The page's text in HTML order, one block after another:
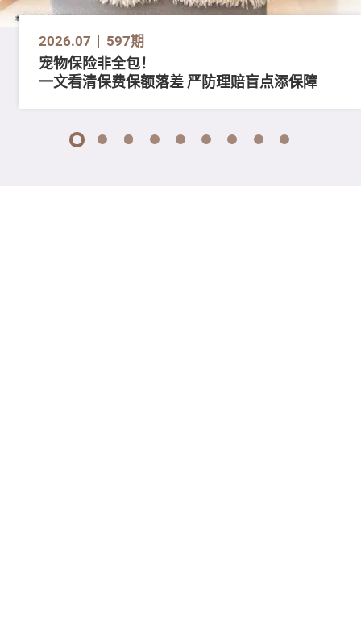
2026.07 597期
宠物保险非全包！
一文看清保费保额落差 严防理赔盲点添保障
1 2 3 4 5 6 7 8 9